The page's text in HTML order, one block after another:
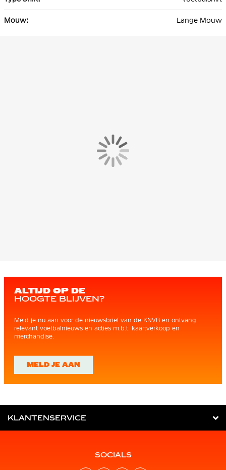
Lange Mouw
ALTIJD OP DE
HOOGTE BLIJVEN?
Meld je nu aan voor de nieuwsbrief van de KNVB en ontvang
relevant voetbalnieuws en acties m.b.t. kaartverkoop en
merchandise.
MELD JE AAN
KLANTENSERVICE
SOCIALS